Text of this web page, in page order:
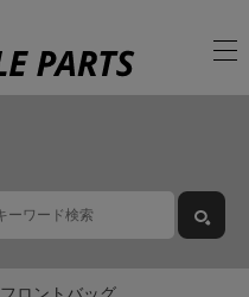
フロントバッグ